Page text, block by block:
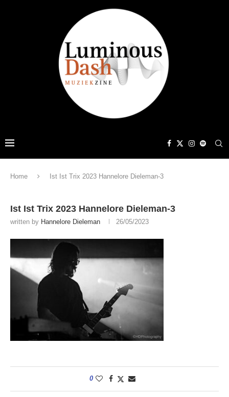
Home Ist Ist Trix 2023 Hannelore Dieleman-3
Ist Ist Trix 2023 Hannelore Dieleman-3
written by Hannelore Dieleman 26/05/2023
0